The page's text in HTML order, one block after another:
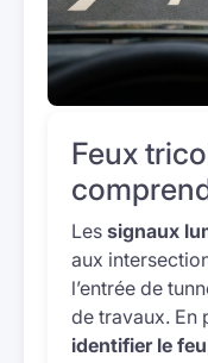
Feux
Les signaux
aux
l’entrée de
de travaux. En
identifier le feu